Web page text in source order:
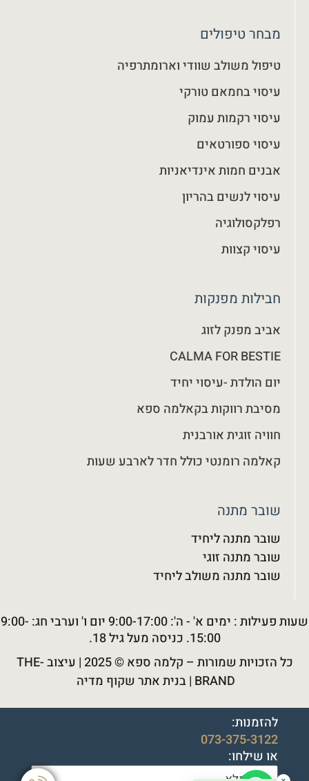
מבחר טיפולים
טיפול משולב שוודי וארומתרפיה
עיסוי בחמאם טורקי
עיסוי רקמות עמוק
עיסוי ספורטאים
אבנים חמות אינדיאניות
עיסוי לנשים בהריון
רפלקסולוגיה
עיסוי קצוות
חבילות מפנקות
אביב מפנק לזוג
CALMA FOR BESTIE
יום הולדת -עיסוי יחיד
מסיבת רווקות בקאלמה ספא
חוויה זוגית אורבנית
קאלמה רומנטי כולל חדר לארבע שעות
שובר מתנה
שובר מתנה ליחיד
שובר מתנה זוגי
שובר מתנה משולב ליחיד
שעות פעילות : ימים א' - ה': 9:00-17:00 יום ו' וערבי חג: 9:00-
15:00. כניסה מעל גיל 18.
כל הזכויות שמורות – קלמה ספא© 2025 |
עיצוב THE-
BRAND
|בנית אתר שקוף מדיה
להזמנות:
073-375-3122
או שילחו: